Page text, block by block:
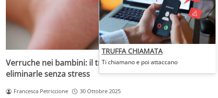
Verruche nei bambini: il trattamento più adatto per
eliminarle senza stress
Francesca Petriccione 30 Ottobre 2025
TRUFFA CHIAMATA
Ti chiamano e poi attaccano